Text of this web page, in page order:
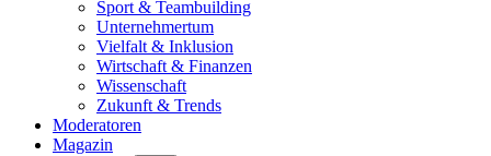
Sport & Teambuilding
Unternehmertum
Vielfalt & Inklusion
Wirtschaft & Finanzen
Wissenschaft
Zukunft & Trends
Moderatoren
Magazin